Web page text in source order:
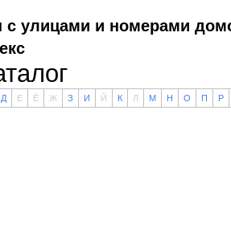
с улицами и номерами
Д Е Ё Ж З И Й К Л М Н О П
Р